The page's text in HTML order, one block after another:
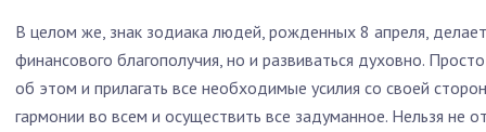
В целом же, знак зодиака людей, рожденных 8 апреля,
финансового благополучия, но и развиваться духовно.
об этом и прилагать все необходимые усилия со своей
гармонии во всем и осуществить все задуманное. Нельзя не